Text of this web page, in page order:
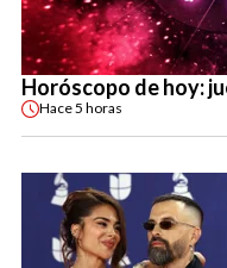
Horóscopo de hoy:
Hace5 horas